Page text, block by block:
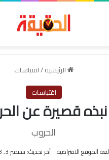
الرئيسية/اقتباسات
اقتباسات
نبذه قصيرة عن
الحروب
لغة الموقع الافتراضية آخر تحديث: سبتمبر 3, 2018